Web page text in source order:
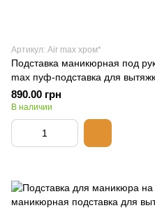
Артикул: Air max хром*
Подставка маникюрная под
max пуф-подставка для
890.00 грн
В наличии